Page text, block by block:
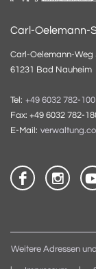
Carl-Oelemann-
Carl-Oelemann-Weg
61231 Bad Nauheim
Tel: +49 6032 782-100
Fax: +49 6032 782-
E-Mail:
Weitere Adressen